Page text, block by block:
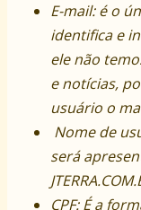
E-mail: é o
identifica e
ele não
e notícias,
usuário o
Nome de
será
CPF: É a